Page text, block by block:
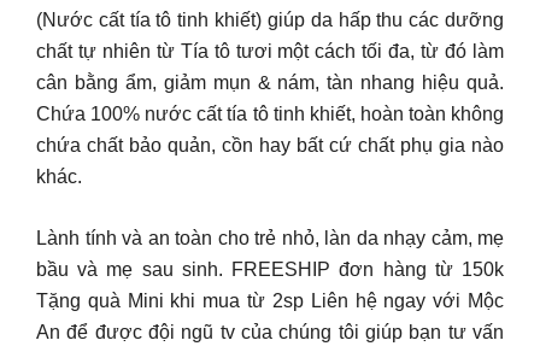
(Nước cất tía tô tinh khiết) giúp da hấp thu các dưỡng
chất tự nhiên từ Tía tô tươi một cách tối đa, từ đó làm
cân bằng ẩm, giảm mụn & nám, tàn nhang hiệu quả.
Chứa 100% nước cất tía tô tinh khiết, hoàn toàn không
chứa chất bảo quản, cồn hay bất cứ chất phụ gia nào
khác.
Lành tính và an toàn cho trẻ nhỏ, làn da nhạy cảm, mẹ
bầu và mẹ sau sinh. FREESHIP đơn hàng từ 150k
Tặng quà Mini khi mua từ 2sp Liên hệ ngay với Mộc
An để được đội ngũ tv của chúng tôi giúp bạn tư vấn